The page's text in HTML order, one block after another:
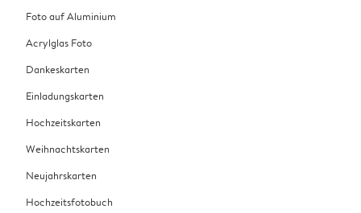
Foto auf Aluminium
Acrylglas Foto
Dankeskarten
Einladungskarten
Hochzeitskarten
Weihnachtskarten
Neujahrskarten
Hochzeitsfotobuch